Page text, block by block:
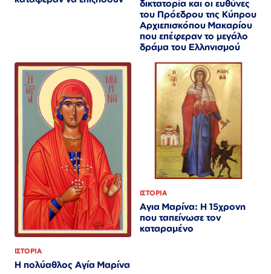
δικτατορία και οι ευθύνες
του Πρόεδρου της Κύπρου
Αρχιεπισκόπου Μακαρίου
που επέφεραν το μεγάλο
δράμα του Ελληνισμού
ΙΣΤΟΡΙΑ
Η πολύαθλος Αγία Μαρίνα
ΙΣΤΟΡΙΑ
Αγια Μαρίνα: Η 15χρονη
που ταπείνωσε τον
καταραμένο